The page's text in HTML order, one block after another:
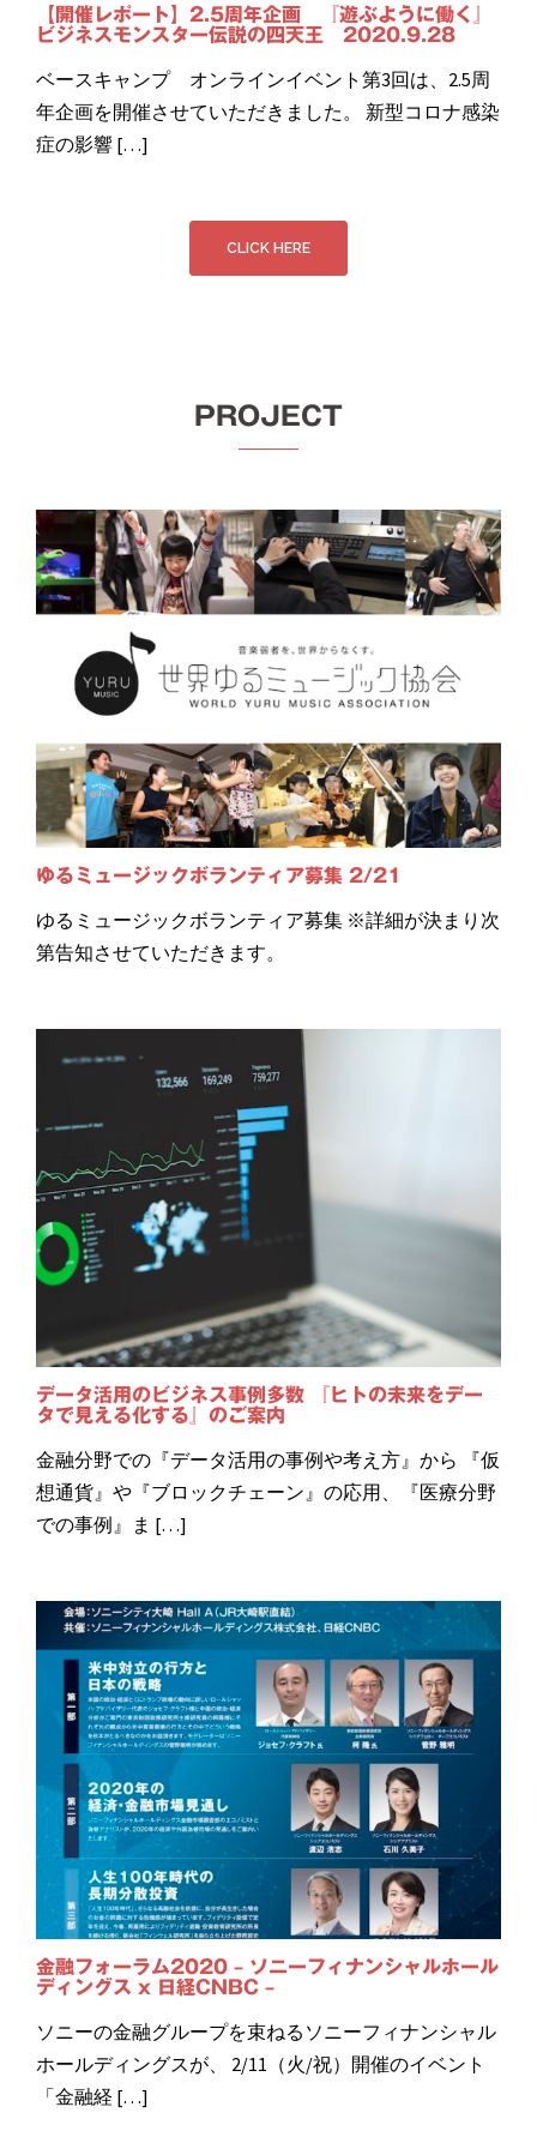
【開催レポート】2.5周年企画 『遊ぶように働く』
ビジネスモンスター伝説の四天王 2020.9.28
ベースキャンプ オンラインイベント第3回は、2.5周
年企画を開催させていただきました。 新型コロナ感染
症の影響 […]
CLICK HERE
PROJECT
ゆるミュージックボランティア募集 2/21
ゆるミュージックボランティア募集 ※詳細が決まり次
第告知させていただきます。
データ活用のビジネス事例多数 『ヒトの未来をデー
タで見える化する』のご案内
金融分野での『データ活用の事例や考え方』から 『仮
想通貨』や『ブロックチェーン』の応用、『医療分野
での事例』ま […]
金融フォーラム2020 – ソニーフィナンシャルホール
ディングス x 日経CNBC –
ソニーの金融グループを束ねるソニーフィナンシャル
ホールディングスが、 2/11（火/祝）開催のイベント
「金融経 […]